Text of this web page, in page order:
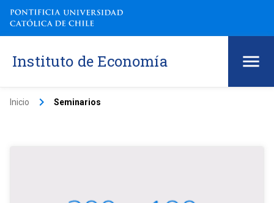
Instituto de Economía
Inicio keyboard_arrow_right Seminarios